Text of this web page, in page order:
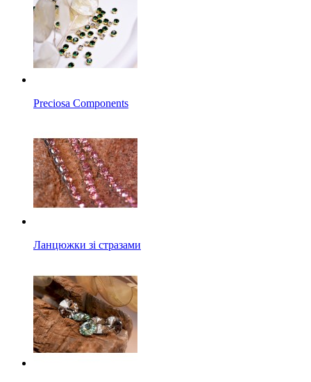
Preciosa Components
Ланцюжки зі стразами